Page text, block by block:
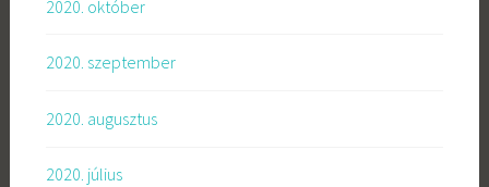
2020. október
2020. szeptember
2020. augusztus
2020. július